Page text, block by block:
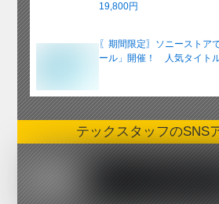
19,800円
〖期間限定〗ソニーストア
ール」開催！ 人気タイト
テックスタッフのSNS